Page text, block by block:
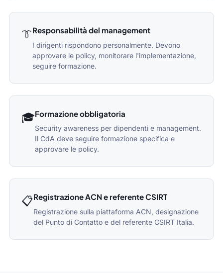
👔Responsabilità del management
I dirigenti rispondono personalmente. Devono
approvare le policy, monitorare l'implementazione,
seguire formazione.
🎓Formazione obbligatoria
Security awareness per dipendenti e management.
Il CdA deve seguire formazione specifica e
approvare le policy.
📋Registrazione ACN e referente CSIRT
Registrazione sulla piattaforma ACN, designazione
del Punto di Contatto e del referente CSIRT Italia.